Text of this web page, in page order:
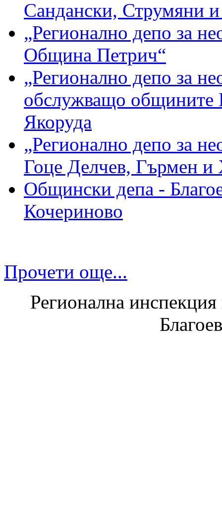
Сандански, Струмяни
„Регионално депо за
Община Петрич“
„Регионално депо за
обслужващо общините
Якоруда
„Регионално депо за
Гоце Делчев, Гърмен
Общински депа -
Кочериново
Прочети още...
Регионална